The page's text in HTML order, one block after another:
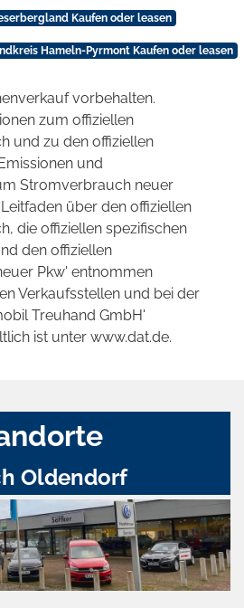
Kaufen oder leasen
Hameln-Pyrmont Kaufen oder leasen
vorbehalten.
zum offiziellen
und zu den offiziellen
und
Stromverbrauch neuer
über den offiziellen
die offiziellen spezifischen
den offiziellen
Pkw' entnommen
Verkaufsstellen und bei der
Treuhand GmbH'
ist unter www.dat.de.
Oldendorf